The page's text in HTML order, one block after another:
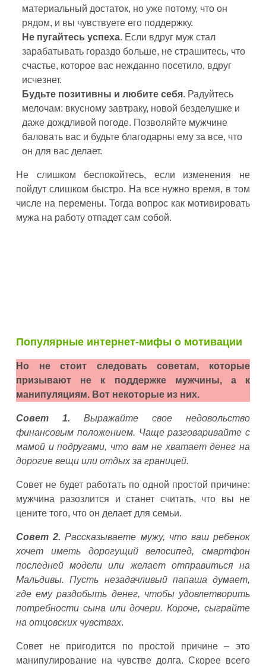
материальный достаток, но уже потому, что он
рядом, и вы чувствуете его поддержку.
Не пугайтесь успеха. Если вдруг муж стал
зарабатывать гораздо больше, не страшитесь, что
счастье, которое вас нежданно посетило, вдруг
исчезнет.
Будьте позитивны и любите себя. Радуйтесь
мелочам: вкусному завтраку, новой безделушке и
даже дождливой погоде. Позволяйте мужчине
баловать вас и будьте благодарны ему за все, что
он для вас делает.
Не слишком беспокойтесь, если изменения не
пойдут слишком быстро. На все нужно время, в том
числе на перемены. Тогда вопрос как мотивировать
мужа на работу отпадет сам собой.
Популярные интернет-мифы о мотивации
Но не стоит следовать советам, которые
призывают не к поддержке мужчины, а к
манипуляциям. Вот некоторые из них.
Совет 1. Выражайте свое недовольство
финансовым положением. Чаще разговаривайте с
мамой и подругами, что вам не хватает денег на
дорогие вещи или отдых за границей.
Совет не будет работать по одной простой причине:
мужчина разозлится и станет считать, что вы не
цените того, что он делает для семьи.
Совет 2. Рассказываете мужу, что ваш ребенок
хочет иметь дорогущий велосипед, смартфон
последней модели или желает отправиться на
Мальдивы. Пусть незадачливый папаша думает,
где ему раздобыть денег, чтобы удовлетворить
потребности сына или дочери. Короче, сыграйте
на отцовских чувствах.
Совет не пригодится по простой причине – это
манипулирование на чувстве долга. Скорее всего